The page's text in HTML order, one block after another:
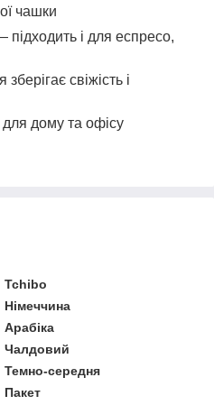
чашки
і для еспресо,
свіжість і
дому та офісу
Tchibo
Німеччина
Арабіка
Чалдовий
Темно-середня
Пакет